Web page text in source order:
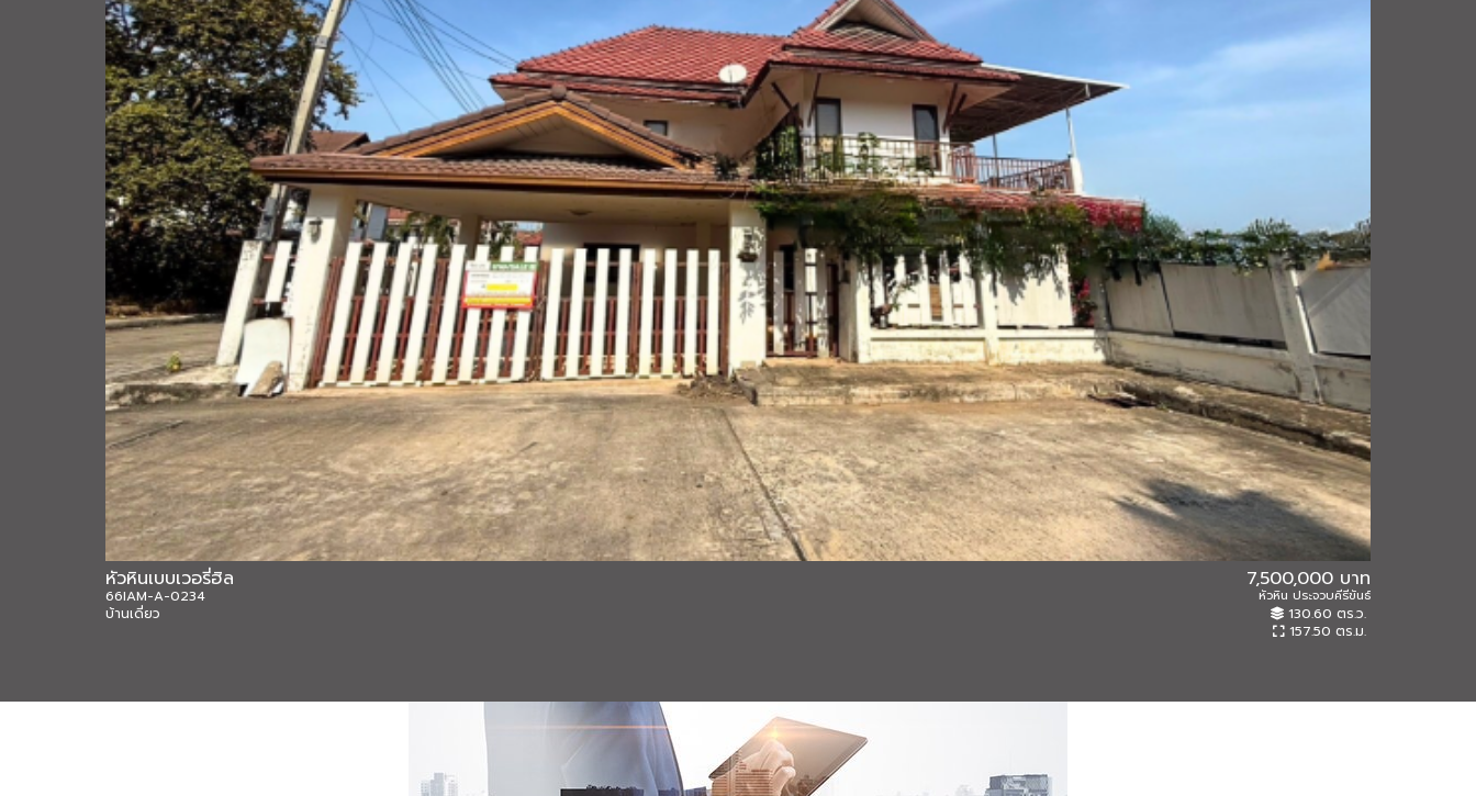
หัวหินเบบเวอรี่ฮิล 7,500,000 บาท
66IAM-A-0234
บ้านเดี่ยว
หัวหิน ประจวบคีรีขันธ์
130.60 ตร.ว.
157.50 ตร.ม.